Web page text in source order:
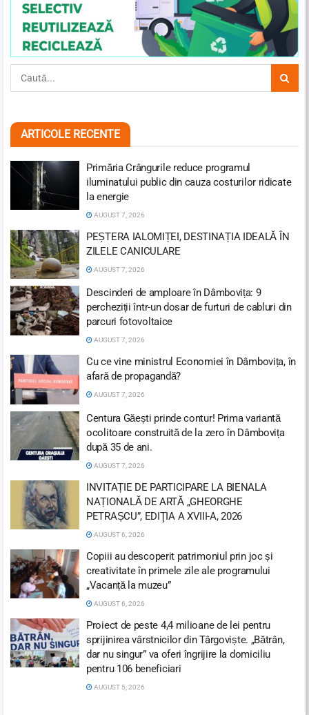
ARTICOLE RECENTE
Primăria Crângurile reduce programul
iluminatului public din cauza costurilor ridicate
la energie
AUGUST 7, 2026
PEȘTERA IALOMIȚEI, DESTINAȚIA IDEALĂ ÎN
ZILELE CANICULARE
AUGUST 7, 2026
Descinderi de amploare în Dâmbovița: 9
percheziții într-un dosar de furturi de cabluri din
parcuri fotovoltaice
AUGUST 7, 2026
Cu ce vine ministrul Economiei în Dâmbovița, în
afară de propagandă?
AUGUST 7, 2026
Centura Găești prinde contur! Prima variantă
ocolitoare construită de la zero în Dâmbovița
după 35 de ani.
AUGUST 7, 2026
INVITAȚIE DE PARTICIPARE LA BIENALA
NAȚIONALĂ DE ARTĂ „GHEORGHE
PETRAȘCU”, EDIŢIA A XVIII-A, 2026
AUGUST 6, 2026
Copiii au descoperit patrimoniul prin joc și
creativitate în primele zile ale programului
„Vacanță la muzeu”
AUGUST 6, 2026
Proiect de peste 4,4 milioane de lei pentru
sprijinirea vârstnicilor din Târgoviște. „Bătrân,
dar nu singur” va oferi îngrijire la domiciliu
pentru 106 beneficiari
AUGUST 5, 2026